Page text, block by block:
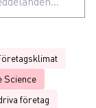
Science
företag